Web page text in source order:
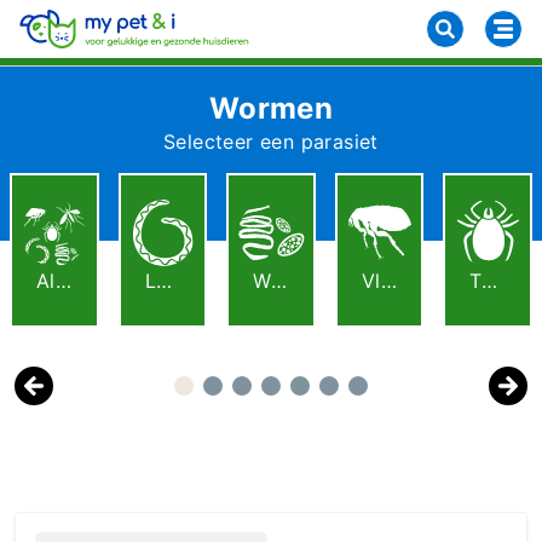
Wormen
Selecteer een parasiet
Previous
Alle Parasieten Longworm Wormen Vlooien Teken
Next